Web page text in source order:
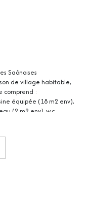
Saônoises
de village habitable,
comprend :
équipée (18 m2 env),
(2 m2 env), w.c.
(60 m2 env).